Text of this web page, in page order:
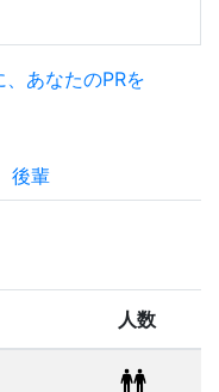
あなたのPRを
後輩
人数